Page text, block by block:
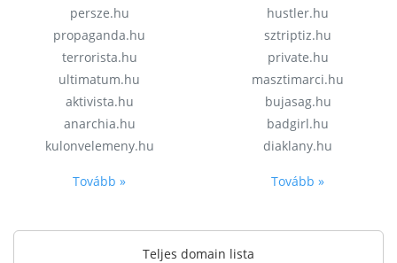
persze.hu
propaganda.hu
terrorista.hu
ultimatum.hu
aktivista.hu
anarchia.hu
kulonvelemeny.hu
Tovább »
hustler.hu
sztriptiz.hu
private.hu
masztimarci.hu
bujasag.hu
badgirl.hu
diaklany.hu
Tovább »
Teljes domain lista